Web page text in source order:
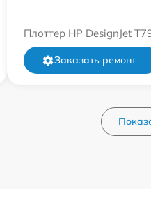
Плоттер HP DesignJet
Заказать ремонт